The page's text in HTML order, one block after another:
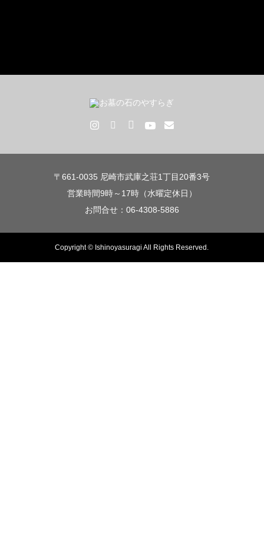
〒661-0035 尼崎市武庫之荘1丁目20番3号
営業時間9時～17時（水曜定休日）
お問合せ：06-4308-5886
Copyright © Ishinoyasuragi All Rights Reserved.